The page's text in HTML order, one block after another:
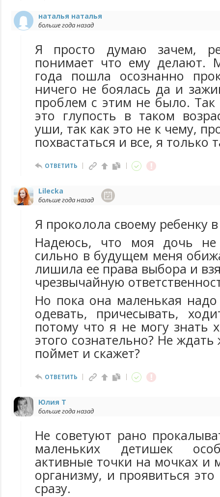
наталья наталья
больше года назад
Я просто думаю зачем,
понимает что ему делают.
года пошла осознанно
ничего не боялась да и
проблем с этим не было.
это глупость в таком
уши, так как это не к чему,
похвастаться и все, я только
ОТВЕТИТЬ
Lilecka
больше года назад
Я проколола своему ребенку
Надеюсь, что моя дочь
сильно в будущем меня
лишила ее права выбора и
чрезвычайную
Но пока она маленькая
одевать, причесывать,
потому что я не могу знать
этого сознательно? Не
поймет и скажет?
ОТВЕТИТЬ
Юлия Т
больше года назад
Не советуют рано
маленьких детишек
активные точки на мочках и
организму, и проявиться
сразу.